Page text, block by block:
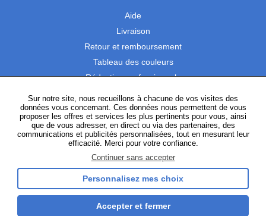
Aide
Livraison
Retour et remboursement
Tableau des couleurs
Réduction professionnels
Satisfaction Clients
SUIVEZ-NOUS
InstagramTikTokFacebookYouTubeLinkedIn
Sur notre site, nous recueillons à chacune de vos visites des
données vous concernant. Ces données nous permettent de vous
proposer les offres et services les plus pertinents pour vous, ainsi
que de vous adresser, en direct ou via des partenaires, des
communications et publicités personnalisées, tout en mesurant leur
efficacité. Merci pour votre confiance.
Continuer sans accepter
Personnalisez mes choix
Accepter et fermer